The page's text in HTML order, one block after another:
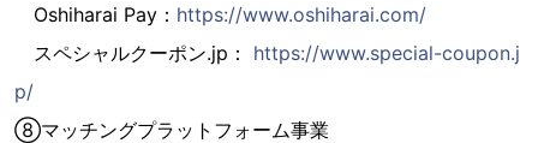
Oshiharai Pay： https://www.oshiharai.com/
スペシャルクーポン.jp： https://www.special-coupon.j
p/
⑧マッチングプラットフォーム事業